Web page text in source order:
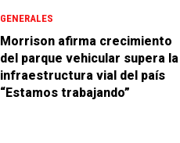
GENERALES
Morrison afirma crecimiento
del parque vehicular supera la
infraestructura vial del país
“Estamos trabajando”